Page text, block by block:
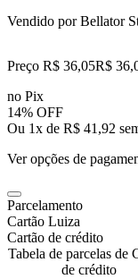
Vendido porBellator
Preço R$ 36,05R$ 36,
no Pix
14% OFF
Ou 1x de R$ 41,92
Ver opções de
Parcelamento
Cartão Luiza
Cartão de crédito
Tabela de parcelas de
de crédito